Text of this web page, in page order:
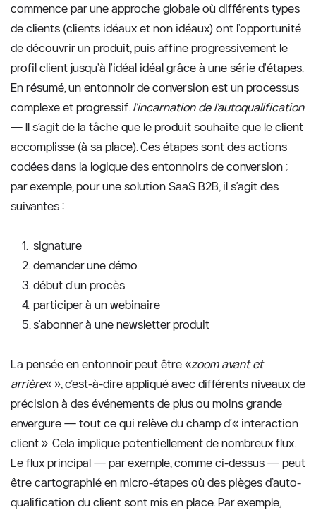
commence par une approche globale où différents types
de clients (clients idéaux et non idéaux) ont l'opportunité
de découvrir un produit, puis affine progressivement le
profil client jusqu'à l'idéal idéal grâce à une série d'étapes.
En résumé, un entonnoir de conversion est un processus
complexe et progressif. l'incarnation de l'autoqualification
— Il s’agit de la tâche que le produit souhaite que le client
accomplisse (à sa place). Ces étapes sont des actions
codées dans la logique des entonnoirs de conversion ;
par exemple, pour une solution SaaS B2B, il s’agit des
suivantes :
signature
demander une démo
début d'un procès
participer à un webinaire
s'abonner à une newsletter produit
La pensée en entonnoir peut être «zoom avant et
arrière« », c’est-à-dire appliqué avec différents niveaux de
précision à des événements de plus ou moins grande
envergure — tout ce qui relève du champ d’« interaction
client ». Cela implique potentiellement de nombreux flux.
Le flux principal — par exemple, comme ci-dessus — peut
être cartographié en micro-étapes où des pièges d’auto-
qualification du client sont mis en place. Par exemple,